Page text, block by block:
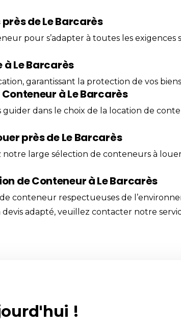
de Le Barcarès
pour s’adapter à toutes les exigences
Le Barcarès
garantissant la protection de vos
à Le Barcarès
dans le choix de la location de
près de Le Barcarès
large sélection de conteneurs à louer
de Conteneur à Le Barcarès
conteneur respectueuses de
adapté, veuillez contacter notre
!